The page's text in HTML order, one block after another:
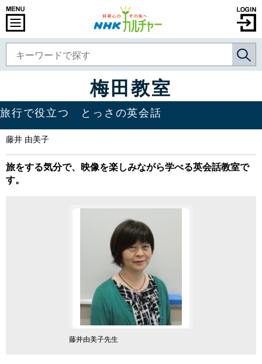
梅田教室
旅行で役立つ とっさの英会話
藤井 由美子
旅をする気分で、映像を楽しみながら学べる英会話教室で
す。
藤井由美子先生